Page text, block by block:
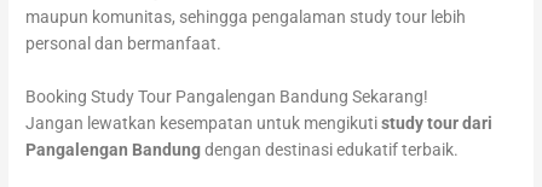
maupun komunitas, sehingga pengalaman study tour lebih
personal dan bermanfaat.
Booking Study Tour Pangalengan Bandung Sekarang!
Jangan lewatkan kesempatan untuk mengikutistudy tour dari
Pangalengan Bandungdengan destinasi edukatif terbaik.